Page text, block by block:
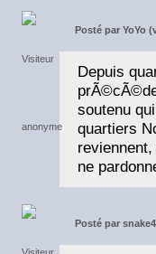
Posté par YoYo
Depuis
soutenu
quartiers
ne
Posté par